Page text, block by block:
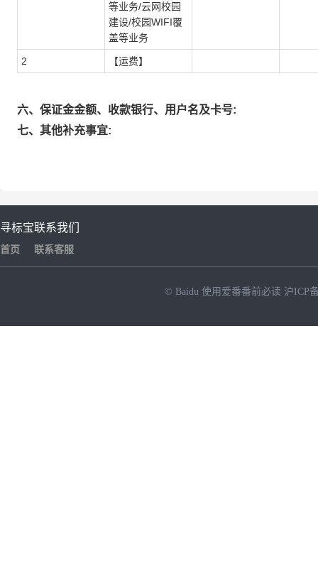
等业务/云网校园
建设/校园WIFI覆
盖等业务
2 【运费】
六、保证金金额、收款银行、用户名及卡号:
七、其他补充事宜:
寻标宝
首页
联系我们
联系客服
© Baidu 使用爱番番前必读 沪ICP